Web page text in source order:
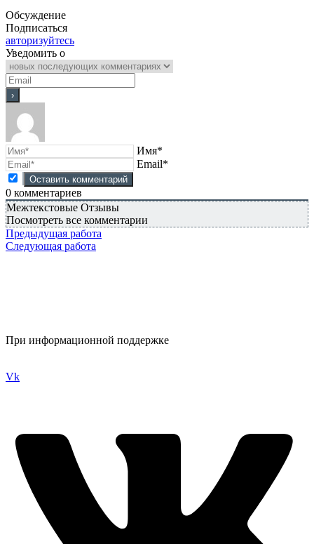
Обсуждение
Подписаться
авторизуйтесь
Уведомить о
Имя*
Email*
0 комментариев
Межтекстовые Отзывы
Посмотреть все комментарии
Предыдущая работа
Следующая работа
При информационной поддержке
Vk